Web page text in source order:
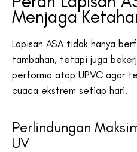
Menjaga
Lapisan ASA tidak hanya
tambahan, tetapi juga
performa atap UPVC agar
cuaca ekstrem setiap hari.
Perlindungan
UV